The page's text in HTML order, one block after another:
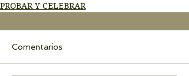
PROBAR Y CELEBRAR
Comentarios